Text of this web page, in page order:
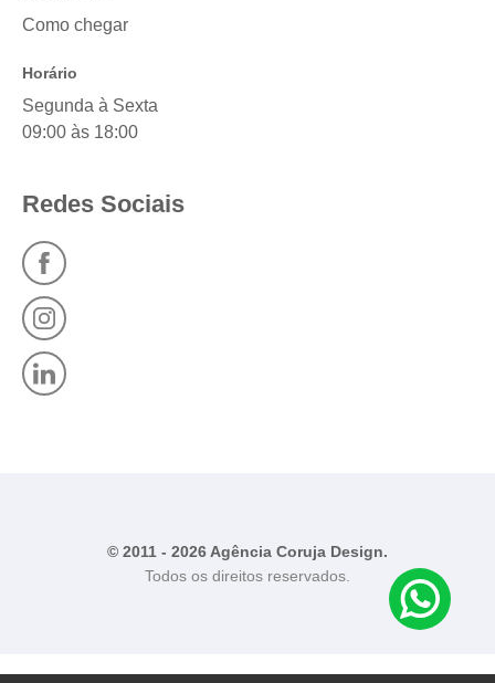
Como chegar
Horário
Segunda à Sexta
09:00 às 18:00
Redes Sociais
© 2011 - 2026 Agência Coruja Design.
Todos os direitos reservados.